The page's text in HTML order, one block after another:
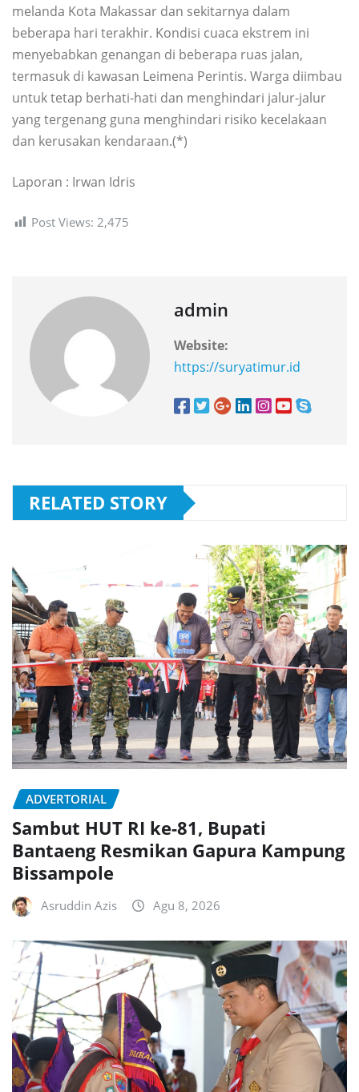
melanda Kota Makassar dan sekitarnya dalam
beberapa hari terakhir. Kondisi cuaca ekstrem ini
menyebabkan genangan di beberapa ruas jalan,
termasuk di kawasan Leimena Perintis. Warga diimbau
untuk tetap berhati-hati dan menghindari jalur-jalur
yang tergenang guna menghindari risiko kecelakaan
dan kerusakan kendaraan.(*)
Laporan : Irwan Idris
Post Views: 2,475
admin
Website:
https://suryatimur.id
RELATED STORY
ADVERTORIAL
Sambut HUT RI ke-81, Bupati
Bantaeng Resmikan Gapura Kampung
Bissampole
Asruddin Azis Agu 8, 2026